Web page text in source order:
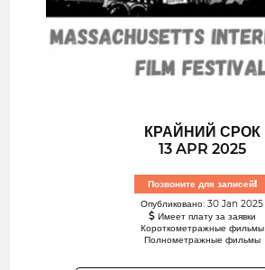
КРАЙНИЙ СРОК
13 APR 2025
Позвоните для записей!
Опубликовано: 30 Jan 2025
Имеет плату за заявки
Короткометражные фильмы
Полнометражные фильмы